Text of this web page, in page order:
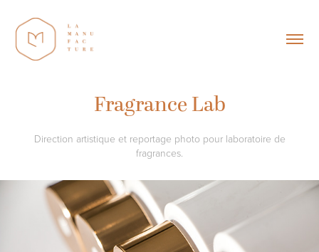
Fragrance Lab
Direction artistique et reportage photo pour laboratoire de
fragrances.